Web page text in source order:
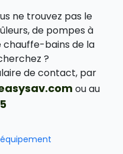
ne trouvez pas le
de pompes à
chauffe-bains de la
?
de contact, par
ou au